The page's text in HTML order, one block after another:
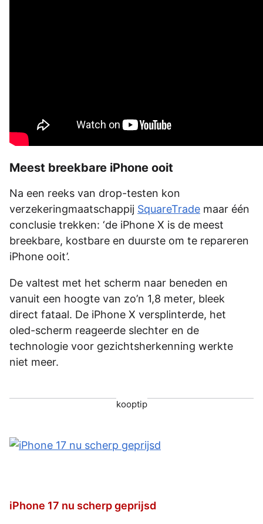
Meest breekbare iPhone ooit
Na een reeks van drop-testen kon
verzekeringmaatschappij SquareTrade maar één
conclusie trekken: ‘de iPhone X is de meest
breekbare, kostbare en duurste om te repareren
iPhone ooit’.
De valtest met het scherm naar beneden en
vanuit een hoogte van zo’n 1,8 meter, bleek
direct fataal. De iPhone X versplinterde, het
oled-scherm reageerde slechter en de
technologie voor gezichtsherkenning werkte
niet meer.
kooptip
iPhone 17 nu scherp geprijsd